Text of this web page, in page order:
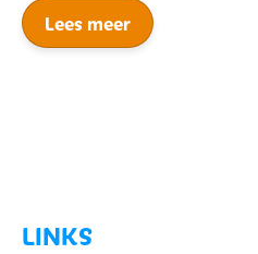
Lees meer
LINKS